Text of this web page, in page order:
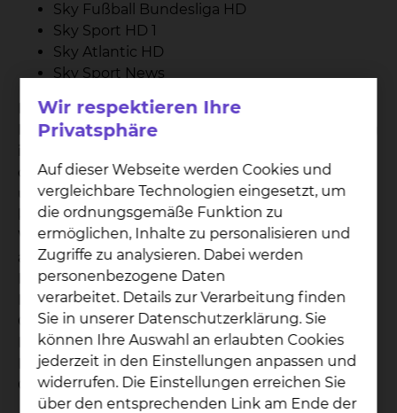
Sky Fußball Bundesliga HD
Sky Sport HD 1
Sky Atlantic HD
Sky Sport News
Die entstandenen Gebühren für Telefon und
Medienpaket werden Ihnen nach Ihrer Entlassung
dass die Bestandteile des Medienpaketes „Sky
und Telefon“ nicht einzeln gebucht werden
können. Für Patienten, die eine
Wahlleistungsvereinbarung „Unterkunft“
abgeschlossen haben, sind die Kosten des
Medienpaktes mit den Zuschlägen je
Berechnungstag abgegolten. Die entstandenen
Gesprächsgebühren werden Ihnen gesondert in
Rechnung gestellt. Die Kosten für das
Medienpaket betragen 3 € pro Tag zzgl. 0,10 € pro
Gesprächseinheit.
Wir respektieren Ihre
Privatsphäre
Auf dieser Webseite werden Cookies und
vergleichbare Technologien eingesetzt, um
die ordnungsgemäße Funktion zu
ermöglichen, Inhalte zu personalisieren und
Zugriffe zu analysieren. Dabei werden
personenbezogene Daten
verarbeitet. Details zur Verarbeitung finden
Sie in unserer Datenschutzerklärung. Sie
können Ihre Auswahl an erlaubten Cookies
jederzeit in den Einstellungen anpassen und
widerrufen. Die Einstellungen erreichen Sie
über den entsprechenden Link am Ende der